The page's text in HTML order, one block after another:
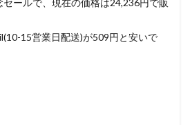
ールで、現在の価格は24,236円で販
15営業日配送)が509円と安いで